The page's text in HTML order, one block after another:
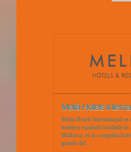
Meliá Hotels
Melia Hotels International es
hotelera española fundada en
Mallorca, es la compañía
grande del ...